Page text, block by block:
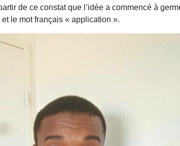
de ce constat que l’idée a commencé à
le mot français « application ».